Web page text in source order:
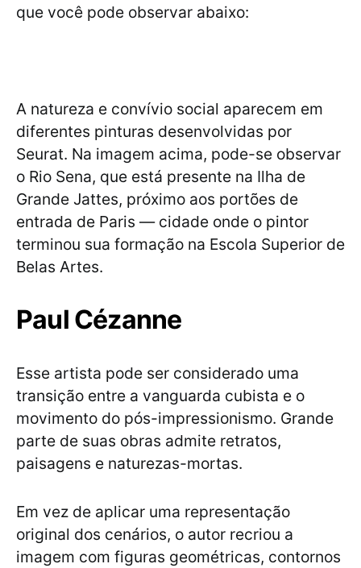
que você pode observar abaixo:
A natureza e convívio social aparecem em
diferentes pinturas desenvolvidas por
Seurat. Na imagem acima, pode-se observar
o Rio Sena, que está presente na Ilha de
Grande Jattes, próximo aos portões de
entrada de Paris — cidade onde o pintor
terminou sua formação na Escola Superior de
Belas Artes.
Paul Cézanne
Esse artista pode ser considerado uma
transição entre a vanguarda cubista e o
movimento do pós-impressionismo. Grande
parte de suas obras admite retratos,
paisagens e naturezas-mortas.
Em vez de aplicar uma representação
original dos cenários, o autor recriou a
imagem com figuras geométricas, contornos